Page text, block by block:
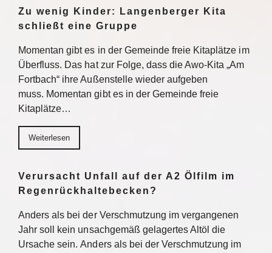
Zu wenig Kinder: Langenberger Kita
schließt eine Gruppe
Momentan gibt es in der Gemeinde freie Kitaplätze im
Überfluss. Das hat zur Folge, dass die Awo-Kita „Am
Fortbach“ ihre Außenstelle wieder aufgeben
muss. Momentan gibt es in der Gemeinde freie
Kitaplätze…
Weiterlesen
Verursacht Unfall auf der A2 Ölfilm im
Regenrückhaltebecken?
Anders als bei der Verschmutzung im vergangenen
Jahr soll kein unsachgemäß gelagertes Altöl die
Ursache sein. Anders als bei der Verschmutzung im